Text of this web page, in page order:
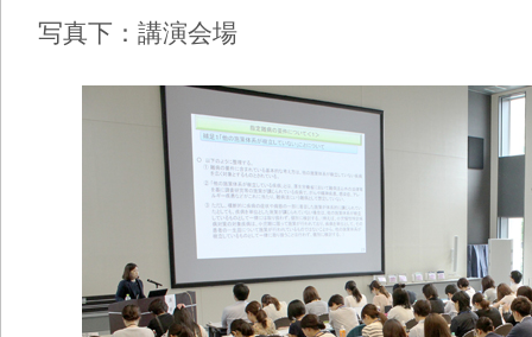
写真下：講演会場